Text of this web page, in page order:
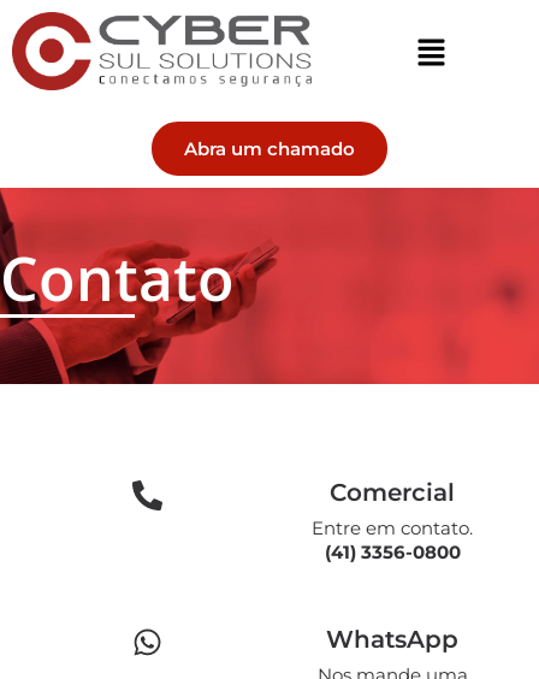
Abra um chamado
Contato
Comercial
Entre em contato.
(41) 3356-0800
WhatsApp